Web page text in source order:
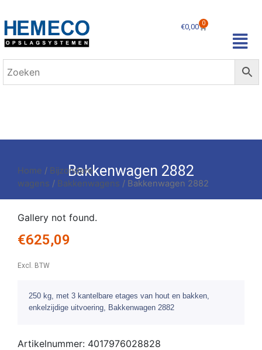
€0,00 0
Bakkenwagen 2882
Home / Bijzondere
wagens / Bakkenwagens / Bakkenwagen 2882
Gallery not found.
€625,09
Excl. BTW
250 kg, met 3 kantelbare etages van hout en bakken,
enkelzijdige uitvoering, Bakkenwagen 2882
Artikelnummer: 4017976028828